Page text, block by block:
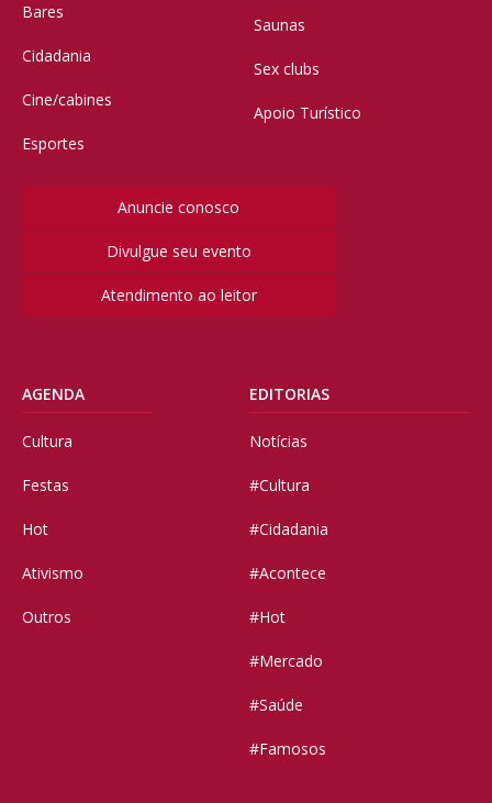
Bares
Cidadania
Cine/cabines
Esportes
Saunas
Sex clubs
Apoio Turístico
Anuncie conosco
Divulgue seu evento
Atendimento ao leitor
AGENDA
Cultura
Festas
Hot
Ativismo
Outros
EDITORIAS
Notícias
#Cultura
#Cidadania
#Acontece
#Hot
#Mercado
#Saúde
#Famosos